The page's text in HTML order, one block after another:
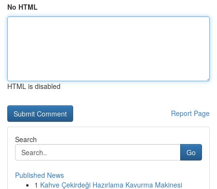
No HTML
HTML is disabled
Report Page
Search
Go
Published News
1 Kahve Çekirdeği Hazırlama Kavurma Makinesi